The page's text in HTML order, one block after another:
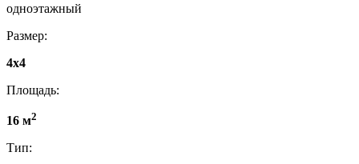
одноэтажный
Размер:
4x4
Площадь:
16 м2
Тип: